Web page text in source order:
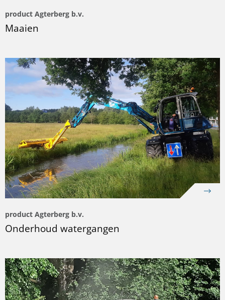
product Agterberg b.v.
Maaien
product Agterberg b.v.
Onderhoud watergangen